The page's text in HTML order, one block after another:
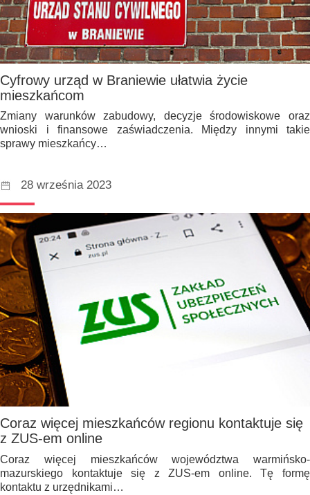
Cyfrowy urząd w Braniewie ułatwia życie
mieszkańcom
Zmiany warunków zabudowy, decyzje środowiskowe oraz
wnioski i finansowe zaświadczenia. Między innymi takie
sprawy mieszkańcy…
28 września 2023
Coraz więcej mieszkańców regionu kontaktuje się
z ZUS-em online
Coraz więcej mieszkańców województwa warmińsko-
mazurskiego kontaktuje się z ZUS-em online. Tę formę
kontaktu z urzędnikami…